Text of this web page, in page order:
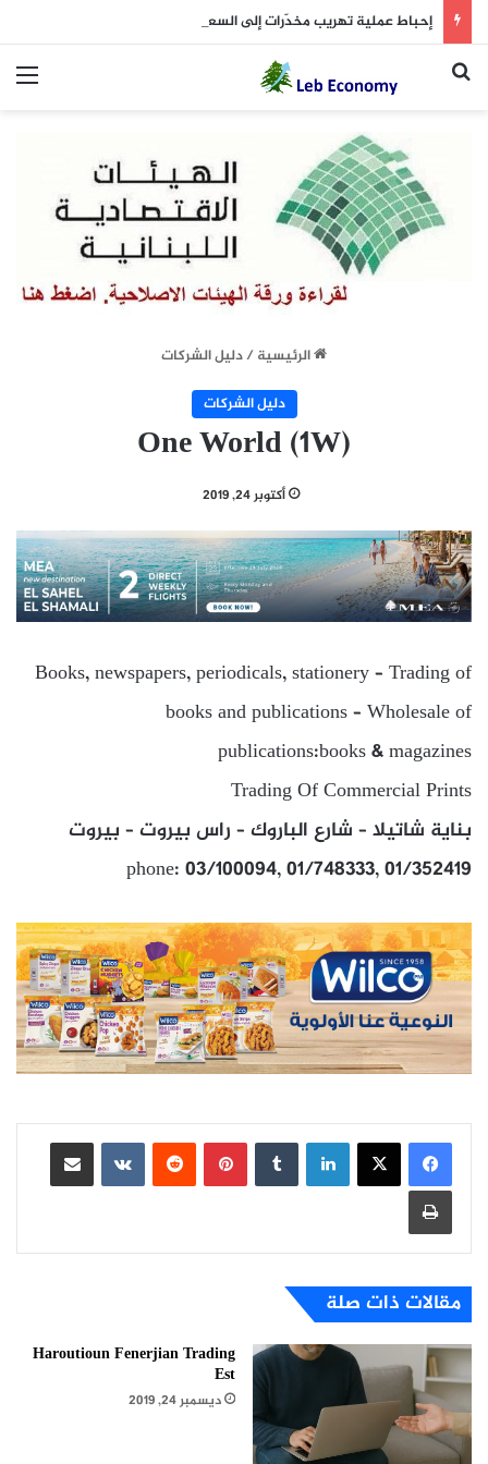
إحباط عملية تهريب مخدّرات إلى السعودية
بحث عن
الرئيسية/دليل الشركات
دليل الشركات
One World (1W)
أكتوبر 24, 2019
Books, newspapers, periodicals, stationery – Trading of
books and publications – Wholesale of
publications:books & magazines
Trading Of Commercial Prints
بناية شاتيلا – شارع الباروك – راس بيروت – بيروت
phone: 03/100094, 01/748333, 01/352419
لينكدإن بينتيريست
مشاركة عبر البريد
طباعة
مقالات ذات صلة
Haroutioun Fenerjian Trading
Est
ديسمبر 24, 2019